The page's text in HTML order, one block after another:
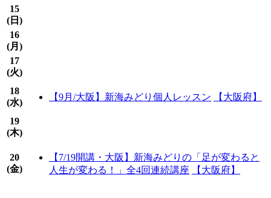
15
( 日 )
16
(月 )
17
(火)
18
(水)
【9月/大阪】新海みどり個人レッスン 【大阪府】
19
(木)
20
(金)
【7/19開講・大阪】新海みどりの「足が変わると
人生が変わる！」全4回連続講座
【大阪府】